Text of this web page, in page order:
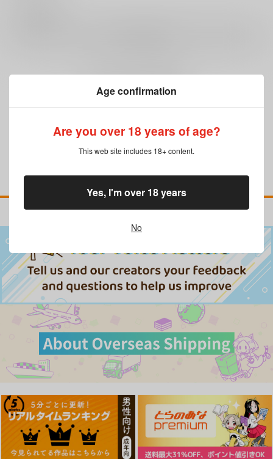
Age confirmation
Are you over 18 years of age?
This web site includes 18+ content.
No
Yes, I'm over 18 years